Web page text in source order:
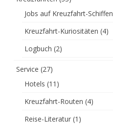
Jobs auf Kreuzfahrt-Schiffen
Kreuzfahrt-Kuriositäten (4)
Logbuch (2)
Service (27)
Hotels (11)
Kreuzfahrt-Routen (4)
Reise-Literatur (1)